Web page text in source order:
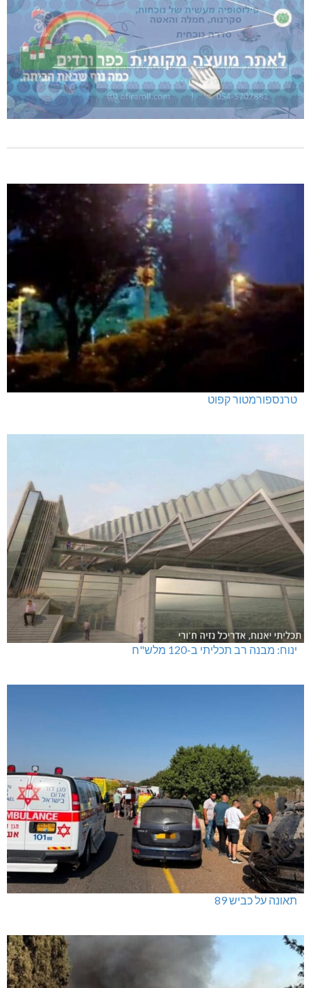
טרנספורמטור קפוט
ינוח: מבנה רב תכליתי ב-120 מלש"ח
תאונה על כביש 89